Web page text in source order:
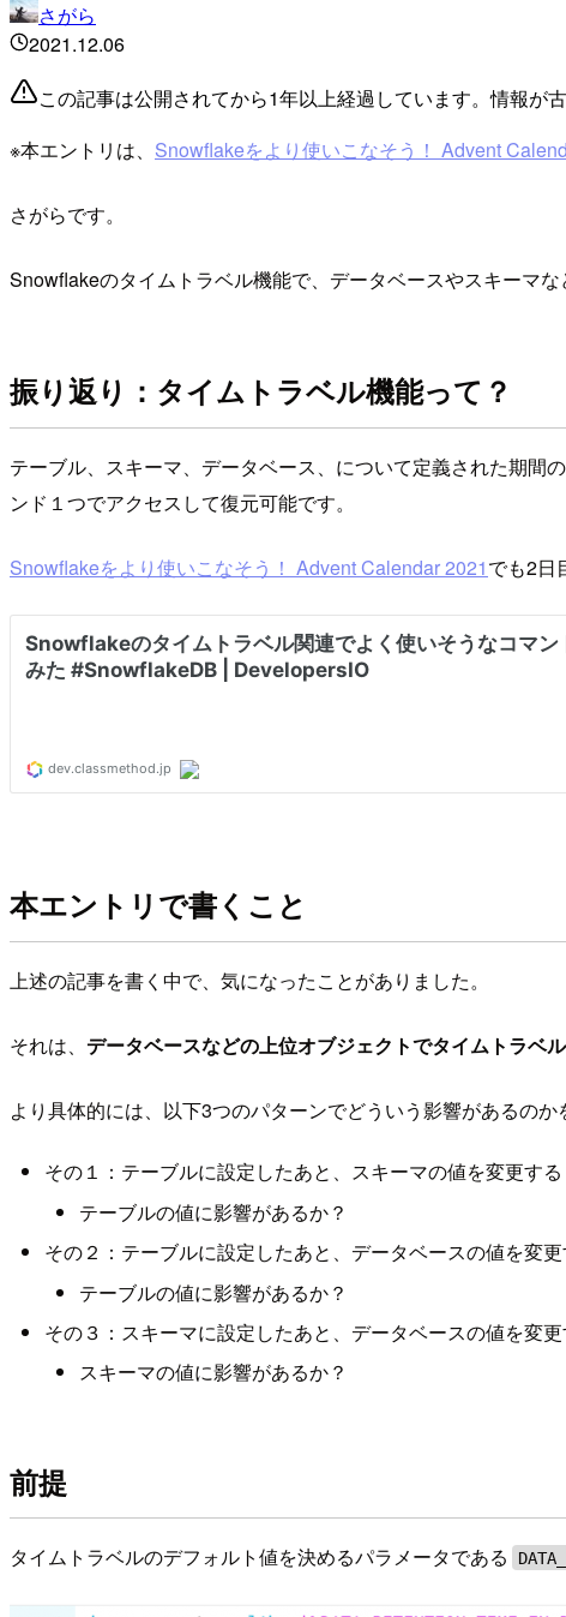
さがら
2021.12.06
この記事は公開されてから1年以上経過しています。情報が
※本エントリは、 Snowflakeをより使いこなそう！ Advent
さがらです。
Snowflakeのタイムトラベル機能で、データベースやスキーマ
振り返り：タイムトラベル機能って？
テーブル、スキーマ、データベース、について定義された期間
ンド１つでアクセスして復元可能です。
Snowflakeをより使いこなそう！ Advent Calendar 2021でも2日
本エントリで書くこと
上述の記事を書く中で、気になったことがありました。
それは、 データベースなどの上位オブジェクトでタイムトラベ
より具体的には、以下3つのパターンでどういう影響があるのか
その１：テーブルに設定したあと、スキーマの値を変更する
テーブルの値に影響があるか？
その２：テーブルに設定したあと、データベースの値を変更
テーブルの値に影響があるか？
その３：スキーマに設定したあと、データベースの値を変更
スキーマの値に影響があるか？
前提
タイムトラベルのデフォルト値を決めるパラメータである